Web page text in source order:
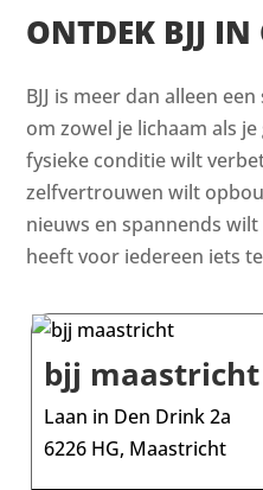
ONTDEK BJJ IN
BJJ is meer dan alleen
om zowel je lichaam als
fysieke conditie wilt
zelfvertrouwen wilt
nieuws en spannends wilt
heeft voor iedereen iets
bjj maastricht
Laan in Den Drink 2a
6226 HG, Maastricht